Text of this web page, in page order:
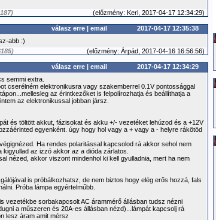
(előzmény: Keri, 2017-04-17 12:34:29)
válasz erre | email
2017-04-17 12:35:38
abb :)
(előzmény: Árpád, 2017-04-16 16:56:56)
válasz erre | email
2017-04-17 12:34:29
semmi extra.
cserélném elektronikusra vagy szakemberrel 0.1V pontossággal
az érintkezőket is felpolírozhatja és beállíthatja a
az elektronikussal jobban jársz.
és töltött akkut, fázisokat és akku +/- vezetéket lehúzod és a +12V
egyenként. úgy hogy hol vagy a + vagy a - helyre rákötöd
Ha rendes polaritással kapcsolod rá akkor sehol nem
kigyullad az izzó akkor az a dióda zárlatos.
nézed, akkor viszont mindenhol ki kell gyulladnia, mert ha nem
is próbálkozhatsz, de nem biztos hogy elég erős hozzá, fals
Próba lámpa egyértelműbb.
vezetékbe sorbakapcsolt AC árammérő állásban tudsz nézni
a műszeren és 20A-es állásban nézd)...lámpát kapcsolj rá
lesz áram amit mérsz